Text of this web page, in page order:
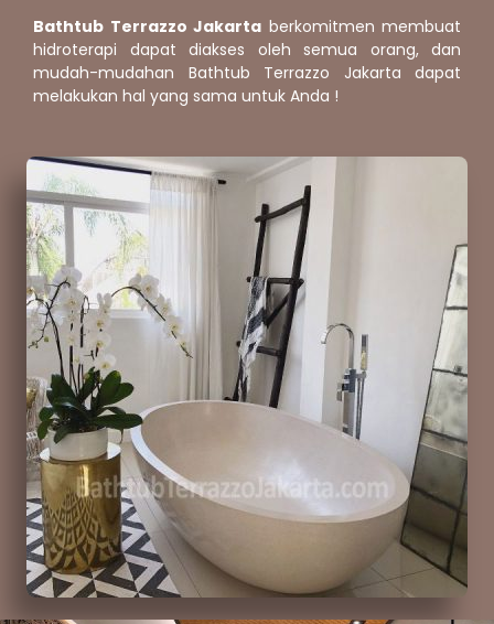
Bathtub Terrazzo Jakarta berkomitmen membuat
hidroterapi dapat diakses oleh semua orang, dan
mudah-mudahan Bathtub Terrazzo Jakarta dapat
melakukan hal yang sama untuk Anda !